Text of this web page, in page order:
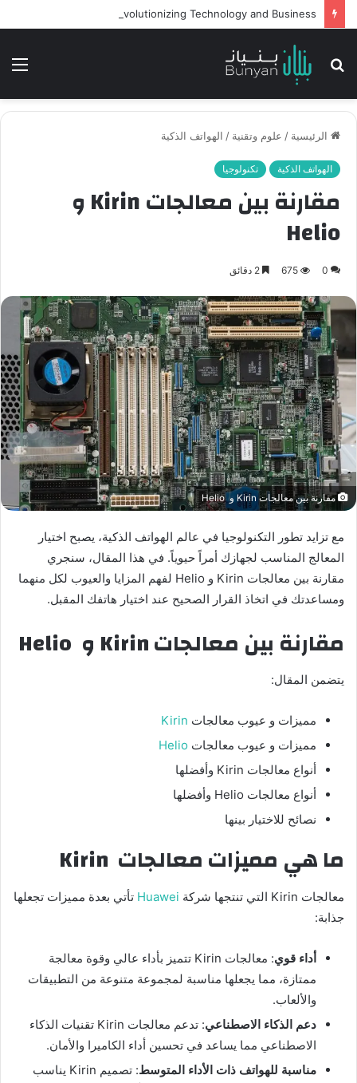
بحث
الرئيسية / علوم وتقنية / الهواتف الذكية
الهواتف الذكية تكنولوجيا
مقارنة بين معالجات Kirin و
Helio
0
675
مقارنة بين معالجات Kirin و Helio
مع تزايد تطور التكنولوجيا في عالم الهواتف الذكية، يصبح اختيار
المعالج المناسب لجهازك أمراً حيوياً. في هذا المقال، سنجري
مقارنة بين معالجات Kirin و Helio لفهم المزايا والعيوب لكل منهما
ومساعدتك في اتخاذ القرار الصحيح عند اختيار هاتفك المقبل.
مقارنة بين معالجات و
يتضمن المقال:
مميزات و عيوب معالجات Kirin
مميزات و عيوب معالجات Helio
أنواع معالجات Kirin وأفضلها
أنواع معالجات Helio وأفضلها
نصائح للاختيار بينها
ما هي مميزات معالجات
معالجات Kirin التي تنتجها شركة Huawei تأتي بعدة مميزات تجعلها
جذابة:
أداء قوي
: معالجات Kirin تتميز بأداء عالي وقوة معالجة
ممتازة، مما يجعلها مناسبة لمجموعة متنوعة من التطبيقات
والألعاب.
دعم الذكاء الاصطناعي
: تدعم معالجات Kirin تقنيات الذكاء
الاصطناعي مما يساعد في تحسين أداء الكاميرا والأمان.
مناسبة للهواتف ذات الأداء المتوسط
: تصميم Kirin يناسب